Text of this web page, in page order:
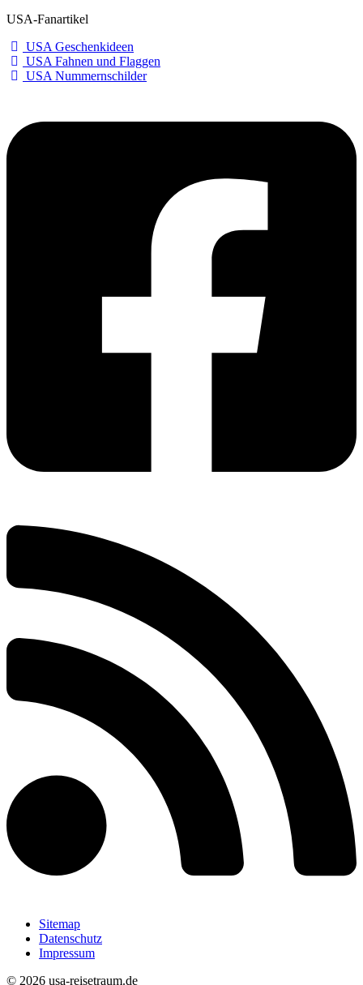
USA-Fanartikel
USA Geschenkideen
USA Fahnen und Flaggen
USA Nummernschilder
Sitemap
Datenschutz
Impressum
© 2026 usa-reisetraum.de